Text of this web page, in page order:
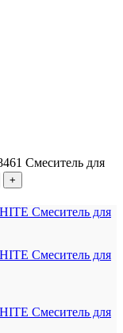
Смеситель для